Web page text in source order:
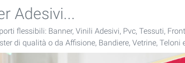
Adesivi...
flessibili: Banner, Vinili Adesivi, Pvc, Tessuti,
di qualità o da Affisione, Bandiere, Vetrine, Teloni